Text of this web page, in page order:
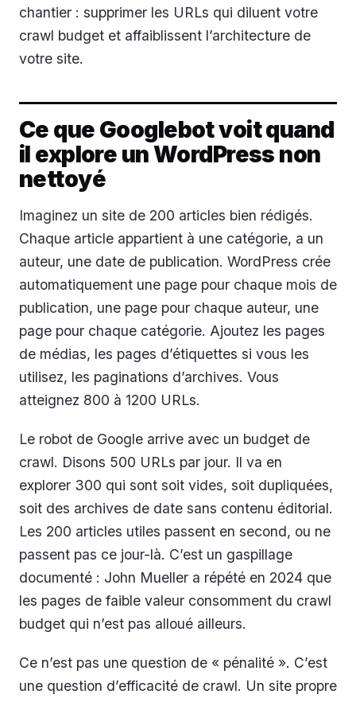
chantier : supprimer les URLs qui diluent votre
crawl budget et affaiblissent l’architecture de
votre site.
Ce que Googlebot voit quand
il explore un WordPress non
nettoyé
Imaginez un site de 200 articles bien rédigés.
Chaque article appartient à une catégorie, a un
auteur, une date de publication. WordPress crée
automatiquement une page pour chaque mois de
publication, une page pour chaque auteur, une
page pour chaque catégorie. Ajoutez les pages
de médias, les pages d’étiquettes si vous les
utilisez, les paginations d’archives. Vous
atteignez 800 à 1200 URLs.
Le robot de Google arrive avec un budget de
crawl. Disons 500 URLs par jour. Il va en
explorer 300 qui sont soit vides, soit dupliquées,
soit des archives de date sans contenu éditorial.
Les 200 articles utiles passent en second, ou ne
passent pas ce jour-là. C’est un gaspillage
documenté : John Mueller a répété en 2024 que
les pages de faible valeur consomment du crawl
budget qui n’est pas alloué ailleurs.
Ce n’est pas une question de « pénalité ». C’est
une question d’efficacité de crawl. Un site propre